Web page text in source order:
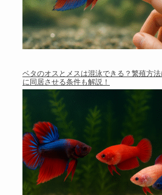
ベタのオスとメスは混泳できる？繁殖方
に同居させる条件も解説！